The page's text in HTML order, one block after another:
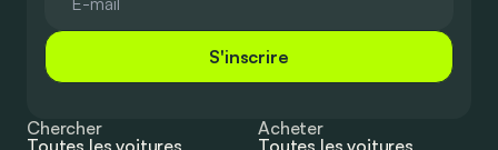
S'inscrire
Chercher
Acheter